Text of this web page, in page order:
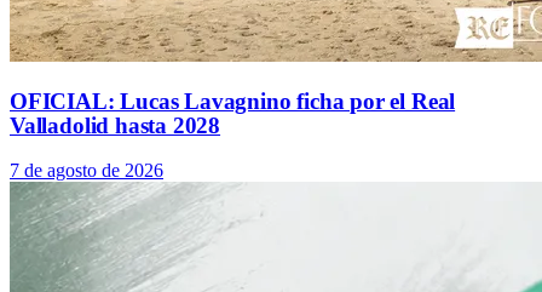
OFICIAL: Lucas Lavagnino ficha por el Real
Valladolid hasta 2028
7 de agosto de 2026